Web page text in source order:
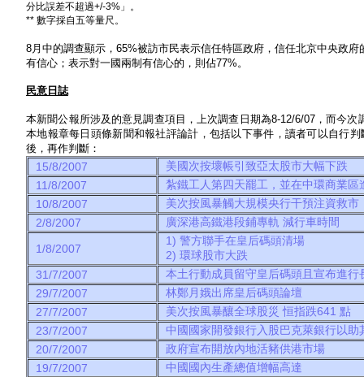
分比誤差不超過+/-3%」。
** 數字採自五等量尺。
8月中的調查顯示，65%被訪市民表示信任特區政府，信任北京中央政
有信心；表示對一國兩制有信心的，則佔77%。
民意日誌
本新聞公報所涉及的意見調查項目，上次調查日期為8-12/6/07，而今
本地報章每日頭條新聞和報社評論計，包括以下事件，讀者可以自行
後，再作判斷：
15/8/2007
美國次按壞帳引致亞太股市大幅下跌
11/8/2007
紮鐵工人第四天罷工，並在中環商業
10/8/2007
美次按風暴觸大規模央行干預注資救市
2/8/2007
廣深港高鐵港段鋪專軌 減行車時間
1/8/2007
1) 警方聯手在皇后碼頭清場
2) 環球股市大跌
31/7/2007
本土行動成員留守皇后碼頭且宣布進
29/7/2007
林鄭月娥出席皇后碼頭論壇
27/7/2007
美次按風暴釀全球股災 恒指跌641 點
23/7/2007
中國國家開發銀行入股巴克萊銀行以
20/7/2007
政府宣布開放內地活豬供港市場
19/7/2007
中國國內生產總值增幅高達